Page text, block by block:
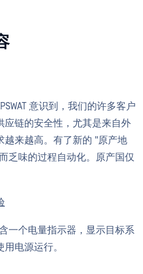
意识到，我们的许多客户
应链的安全性，尤其是来自外
越来越高。有了新的 "原产地
乏味的过程自动化。原产国仅
一个电量指示器，显示目标系
电源运行。